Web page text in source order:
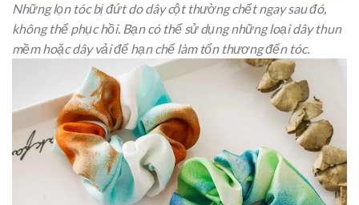
Những lọn tóc bị đứt do dây cột thường chết ngay sau đó,
không thể phục hồi. Bạn có thể sử dụng những loại dây thun
mềm hoặc dây vải để hạn chế làm tổn thương đến tóc.